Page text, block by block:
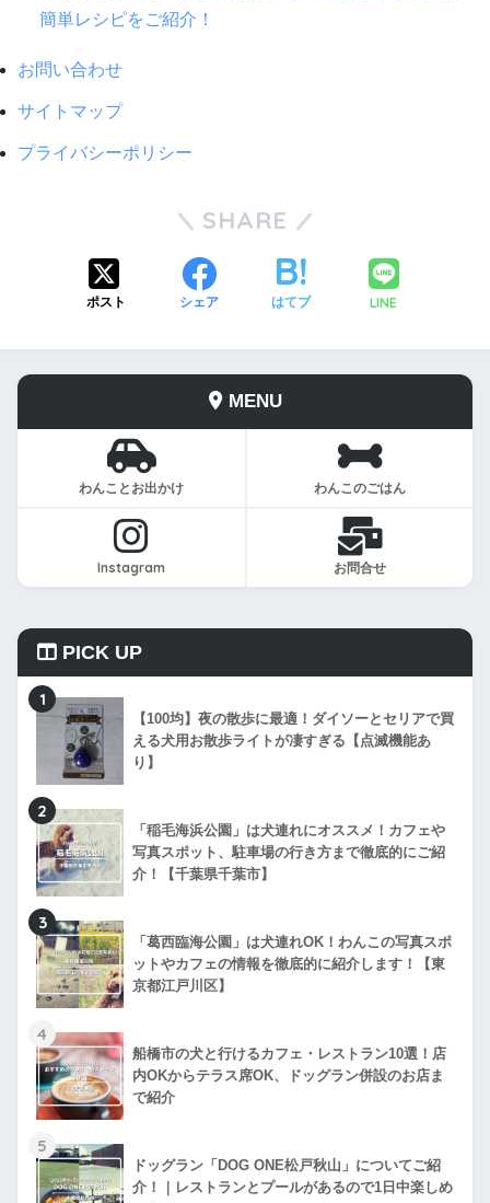
簡単レシピをご紹介！
お問い合わせ
サイトマップ
プライバシーポリシー
SHARE
ポスト シェア はてブ LINE
MENU
わんことお出かけ わんこのごはん
Instagram お問合せ
PICK UP
1
【100均】夜の散歩に最適！ダイソーとセリアで買
える犬用お散歩ライトが凄すぎる【点滅機能あ
り】
2
「稲毛海浜公園」は犬連れにオススメ！カフェや
写真スポット、駐車場の行き方まで徹底的にご紹
介！【千葉県千葉市】
3
「葛西臨海公園」は犬連れOK！わんこの写真スポ
ットやカフェの情報を徹底的に紹介します！【東
京都江戸川区】
4
船橋市の犬と行けるカフェ・レストラン10選！店
内OKからテラス席OK、ドッグラン併設のお店ま
で紹介
5
ドッグラン「DOG ONE松戸秋山」についてご紹
介！｜レストランとプールがあるので1日中楽しめ